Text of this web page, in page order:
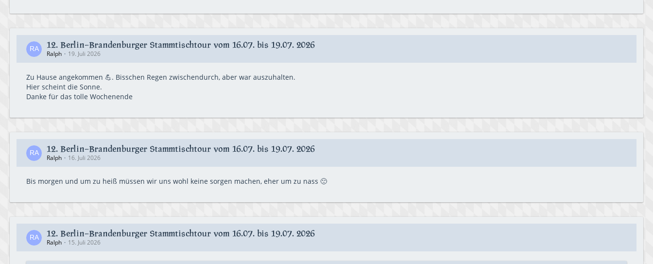
12. Berlin-Brandenburger Stammtischtour vom 16.07. bis 19.07. 2026
Ralph 19. Juli 2026
Zu Hause angekommen 💪. Bisschen Regen zwischendurch, aber war auszuhalten.
Hier scheint die Sonne.
Danke für das tolle Wochenende
12. Berlin-Brandenburger Stammtischtour vom 16.07. bis 19.07. 2026
Ralph 16. Juli 2026
Bis morgen und um zu heiß müssen wir uns wohl keine sorgen machen, eher um zu nass 🙁
12. Berlin-Brandenburger Stammtischtour vom 16.07. bis 19.07. 2026
Ralph 15. Juli 2026